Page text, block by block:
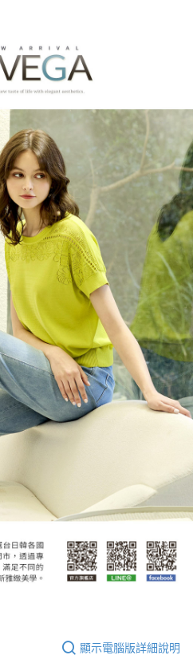
顯示電腦版詳細說明